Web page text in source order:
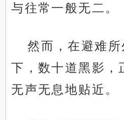
与往常一般无二。
然而，在避难
下，数十道黑影，
无声无息地贴近。